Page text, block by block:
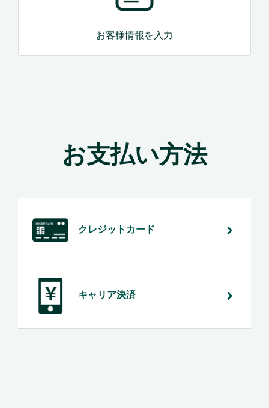
お客様情報を入力
お支払い方法
クレジットカード
キャリア決済